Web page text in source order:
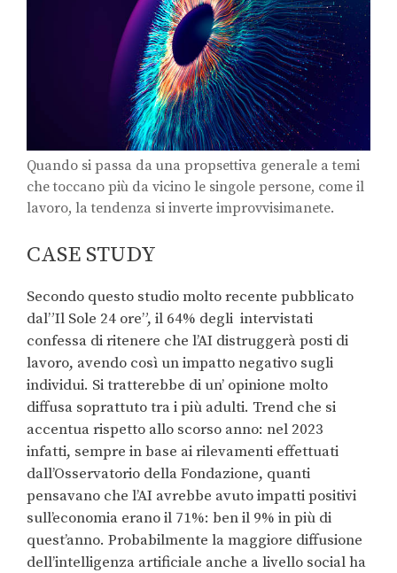
Quando si passa da una propsettiva generale a temi
che toccano più da vicino le singole persone, come il
lavoro, la tendenza si inverte improvvisimanete.
CASE STUDY
Secondo questo studio molto recente pubblicato
dal”Il Sole 24 ore”, il 64% degli intervistati
confessa di ritenere che l’AI distruggerà posti di
lavoro, avendo così un impatto negativo sugli
individui. Si tratterebbe di un’ opinione molto
diffusa soprattuto tra i più adulti. Trend che si
accentua rispetto allo scorso anno: nel 2023
infatti, sempre in base ai rilevamenti effettuati
dall’Osservatorio della Fondazione, quanti
pensavano che l’AI avrebbe avuto impatti positivi
sull’economia erano il 71%: ben il 9% in più di
quest’anno. Probabilmente la maggiore diffusione
dell’intelligenza artificiale anche a livello social ha